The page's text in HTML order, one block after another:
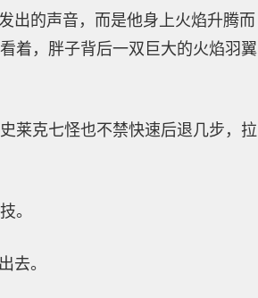
出的声音，而是他身上火焰升腾而
着，胖子背后一双巨大的火焰羽翼
莱克七怪也不禁快速后退几步，拉
。
去。